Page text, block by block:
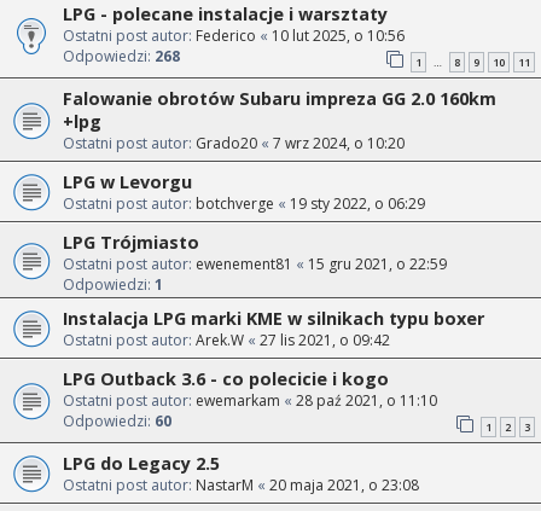
LPG - polecane instalacje i warsztaty
Ostatni post autor: Federico « 10 lut 2025, o 10:56
Odpowiedzi: 268 1 … 8 9 10 11
Falowanie obrotów Subaru impreza GG 2.0 160km
+lpg
Ostatni post autor: Grado20 « 7 wrz 2024, o 10:20
LPG w Levorgu
Ostatni post autor: botchverge « 19 sty 2022, o 06:29
LPG Trójmiasto
Ostatni post autor: ewenement81 « 15 gru 2021, o 22:59
Odpowiedzi: 1
Instalacja LPG marki KME w silnikach typu boxer
Ostatni post autor: Arek.W « 27 lis 2021, o 09:42
LPG Outback 3.6 - co polecicie i kogo
Ostatni post autor: ewemarkam « 28 paź 2021, o 11:10
Odpowiedzi: 60 1 2 3
LPG do Legacy 2.5
Ostatni post autor: NastarM « 20 maja 2021, o 23:08